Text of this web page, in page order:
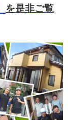
を是非ご覧